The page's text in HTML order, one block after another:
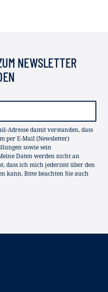
NEWSLETTER
Adresse damit verstanden, dass
per E-Mail (Newsletter)
sowie sein
Daten werden nicht an
dass ich mich jederzeit über den
kann. Bitte beachten Sie auch